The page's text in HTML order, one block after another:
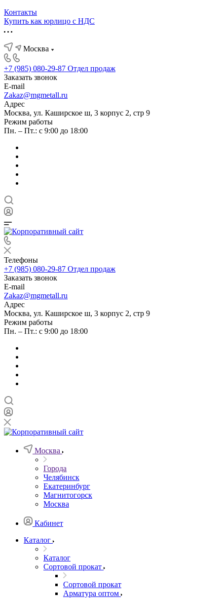
Контакты
Купить как юрлицо с НДС
Москва
+7 (985) 080-29-87 Отдел продаж
Заказать звонок
E-mail
Zakaz@mgmetall.ru
Адрес
Москва, ул. Каширское ш, 3 корпус 2, стр 9
Режим работы
Пн. – Пт.: с 9:00 до 18:00
Телефоны
+7 (985) 080-29-87 Отдел продаж
Заказать звонок
E-mail
Zakaz@mgmetall.ru
Адрес
Москва, ул. Каширское ш, 3 корпус 2, стр 9
Режим работы
Пн. – Пт.: с 9:00 до 18:00
Москва
Города
Челябинск
Екатеринбург
Магнитогорск
Москва
Кабинет
Каталог
Каталог
Сортовой прокат
Сортовой прокат
Арматура оптом